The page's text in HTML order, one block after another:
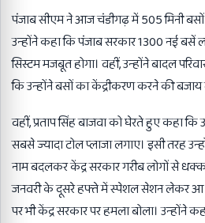
पंजाब सीएम ने आज चंडीगढ़ में 505 मिनी बसों
उन्होंने कहा कि पंजाब सरकार 1300 नई बसें
सिस्टम मजबूत होगा। वहीं, उन्होंने बादल
कि उन्होंने बसों का केंद्रीकरण करने की
वहीं, प्रताप सिंह बाजवा को घेरते हुए कहा कि
सबसे ज्यादा टोल प्लाजा लगाए। इसी तरह
नाम बदलकर केंद्र सरकार गरीब लोगों से
जनवरी के दूसरे हफ्ते में स्पेशल सेशन लेकर आ
पर भी केंद्र सरकार पर हमला बोला। उन्होंने